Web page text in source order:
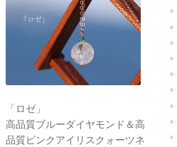
「ロゼ」
高品質ブルーダイヤモンド＆高
品質ピンクアイリスクォーツネ